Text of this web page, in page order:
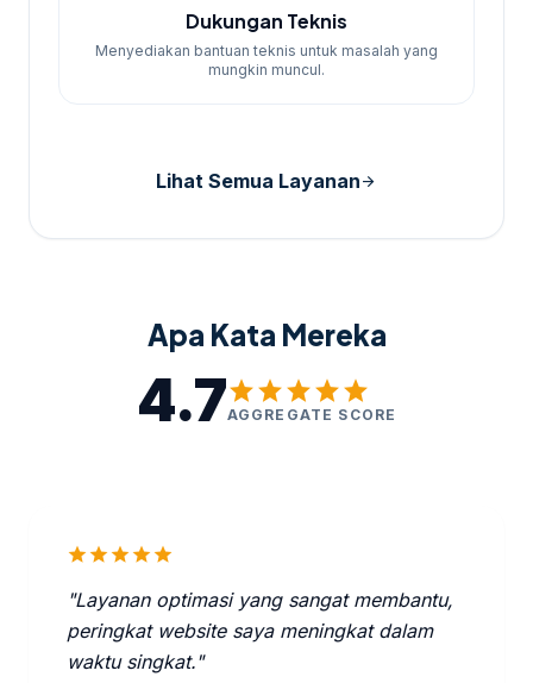
Dukungan Teknis
Menyediakan bantuan teknis untuk masalah yang
mungkin muncul.
Lihat Semua Layananarrow_forward
Apa Kata Mereka
4.7starstarstarstarstar
AGGREGATE SCORE
starstarstarstarstar
"Layanan optimasi yang sangat membantu,
peringkat website saya meningkat dalam
waktu singkat."